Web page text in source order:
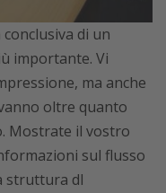
di un
importante. Vi
ma anche
oltre quanto
Mostrate il vostro
sul flusso
struttura dl